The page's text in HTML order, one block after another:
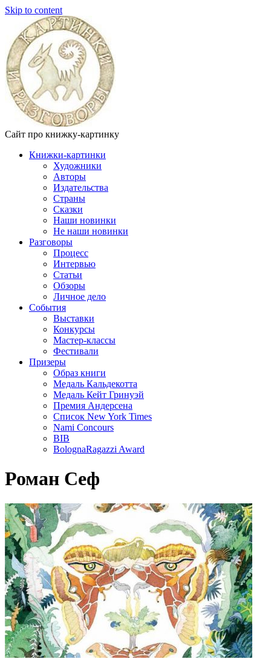
Skip to content
Сайт про книжку-картинку
Книжки-картинки
Художники
Авторы
Издательства
Страны
Сказки
Наши новинки
Не наши новинки
Разговоры
Процесс
Интервью
Статьи
Обзоры
Личное дело
События
Выставки
Конкурсы
Мастер-классы
Фестивали
Призеры
Образ книги
Медаль Кальдекотта
Медаль Кейт Гринуэй
Премия Андерсена
Список New York Times
Nami Concours
BIB
BolognaRagazzi Award
Роман Сеф